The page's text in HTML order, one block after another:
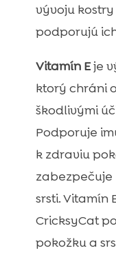
vývoju
podporujú
Vitamín Eje
ktorý chráni
škodlivými
Podporuje
k zdraviu
zabezpečuje
srsti. Vitamín
CricksyCat
pokožku a